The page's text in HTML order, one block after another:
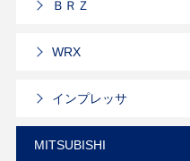
ＢＲＺ
WRX
インプレッサ
MITSUBISHI